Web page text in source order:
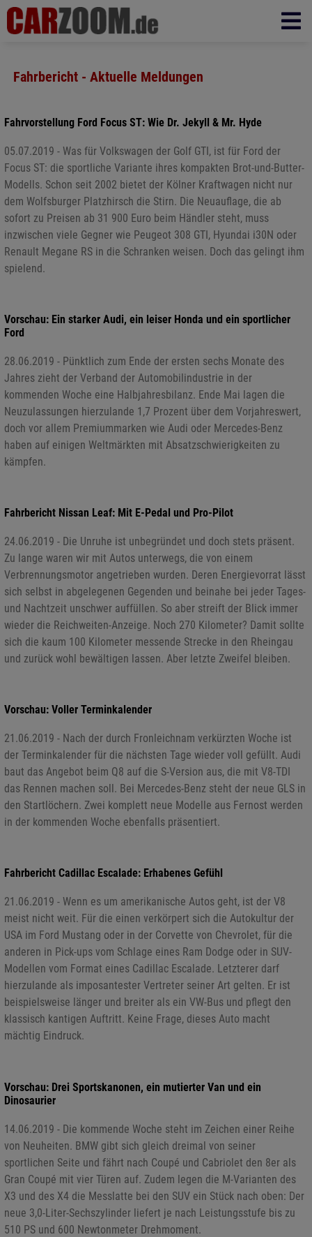
Fahrbericht - Aktuelle Meldungen
Fahrvorstellung Ford Focus ST: Wie Dr. Jekyll & Mr. Hyde
05.07.2019 - Was für Volkswagen der Golf GTI, ist für Ford der
Focus ST: die sportliche Variante ihres kompakten Brot-und-Butter-
Modells. Schon seit 2002 bietet der Kölner Kraftwagen nicht nur
dem Wolfsburger Platzhirsch die Stirn. Die Neuauflage, die ab
sofort zu Preisen ab 31 900 Euro beim Händler steht, muss
inzwischen viele Gegner wie Peugeot 308 GTI, Hyundai i30N oder
Renault Megane RS in die Schranken weisen. Doch das gelingt ihm
spielend.
Vorschau: Ein starker Audi, ein leiser Honda und ein sportlicher
Ford
28.06.2019 - Pünktlich zum Ende der ersten sechs Monate des
Jahres zieht der Verband der Automobilindustrie in der
kommenden Woche eine Halbjahresbilanz. Ende Mai lagen die
Neuzulassungen hierzulande 1,7 Prozent über dem Vorjahreswert,
doch vor allem Premiummarken wie Audi oder Mercedes-Benz
haben auf einigen Weltmärkten mit Absatzschwierigkeiten zu
kämpfen.
Fahrbericht Nissan Leaf: Mit E-Pedal und Pro-Pilot
24.06.2019 - Die Unruhe ist unbegründet und doch stets präsent.
Zu lange waren wir mit Autos unterwegs, die von einem
Verbrennungsmotor angetrieben wurden. Deren Energievorrat lässt
sich selbst in abgelegenen Gegenden und beinahe bei jeder Tages-
und Nachtzeit unschwer auffüllen. So aber streift der Blick immer
wieder die Reichweiten-Anzeige. Noch 270 Kilometer? Damit sollte
sich die kaum 100 Kilometer messende Strecke in den Rheingau
und zurück wohl bewältigen lassen. Aber letzte Zweifel bleiben.
Vorschau: Voller Terminkalender
21.06.2019 - Nach der durch Fronleichnam verkürzten Woche ist
der Terminkalender für die nächsten Tage wieder voll gefüllt. Audi
baut das Angebot beim Q8 auf die S-Version aus, die mit V8-TDI
das Rennen machen soll. Bei Mercedes-Benz steht der neue GLS in
den Startlöchern. Zwei komplett neue Modelle aus Fernost werden
in der kommenden Woche ebenfalls präsentiert.
Fahrbericht Cadillac Escalade: Erhabenes Gefühl
21.06.2019 - Wenn es um amerikanische Autos geht, ist der V8
meist nicht weit. Für die einen verkörpert sich die Autokultur der
USA im Ford Mustang oder in der Corvette von Chevrolet, für die
anderen in Pick-ups vom Schlage eines Ram Dodge oder in SUV-
Modellen vom Format eines Cadillac Escalade. Letzterer darf
hierzulande als imposantester Vertreter seiner Art gelten. Er ist
beispielsweise länger und breiter als ein VW-Bus und pflegt den
klassisch kantigen Auftritt. Keine Frage, dieses Auto macht
mächtig Eindruck.
Vorschau: Drei Sportskanonen, ein mutierter Van und ein
Dinosaurier
14.06.2019 - Die kommende Woche steht im Zeichen einer Reihe
von Neuheiten. BMW gibt sich gleich dreimal von seiner
sportlichen Seite und fährt nach Coupé und Cabriolet den 8er als
Gran Coupé mit vier Türen auf. Zudem legen die M-Varianten des
X3 und des X4 die Messlatte bei den SUV ein Stück nach oben: Der
neue 3,0-Liter-Sechszylinder liefert je nach Leistungsstufe bis zu
510 PS und 600 Newtonmeter Drehmoment.